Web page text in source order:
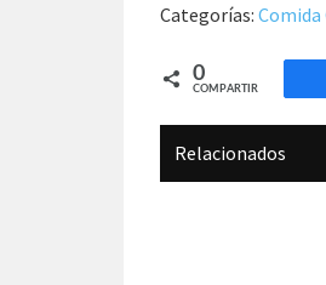
Categorías: Comida
0
COMPARTIR
Relacionados